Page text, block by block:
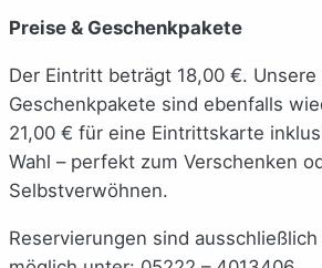
Preise & Geschenkpakete
Der Eintritt beträgt 18,00 €.
Geschenkpakete sind ebenfalls
21,00 € für eine Eintrittskarte
Wahl – perfekt zum Verschenken
Selbstverwöhnen.
Reservierungen sind